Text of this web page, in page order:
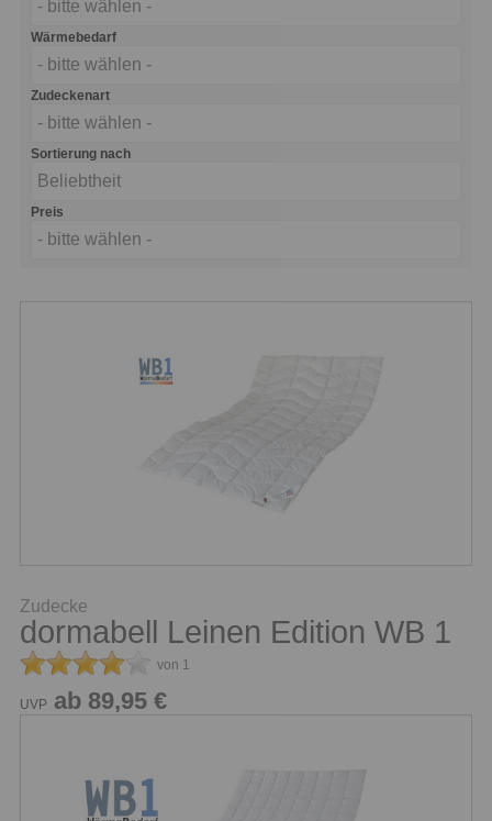
- bitte wählen -
Wärmebedarf
- bitte wählen -
Zudeckenart
- bitte wählen -
Sortierung nach
Beliebtheit
Preis
- bitte wählen -
Zudecke
dormabell Leinen Edition WB 1
von 1
UVP ab 89,95 €